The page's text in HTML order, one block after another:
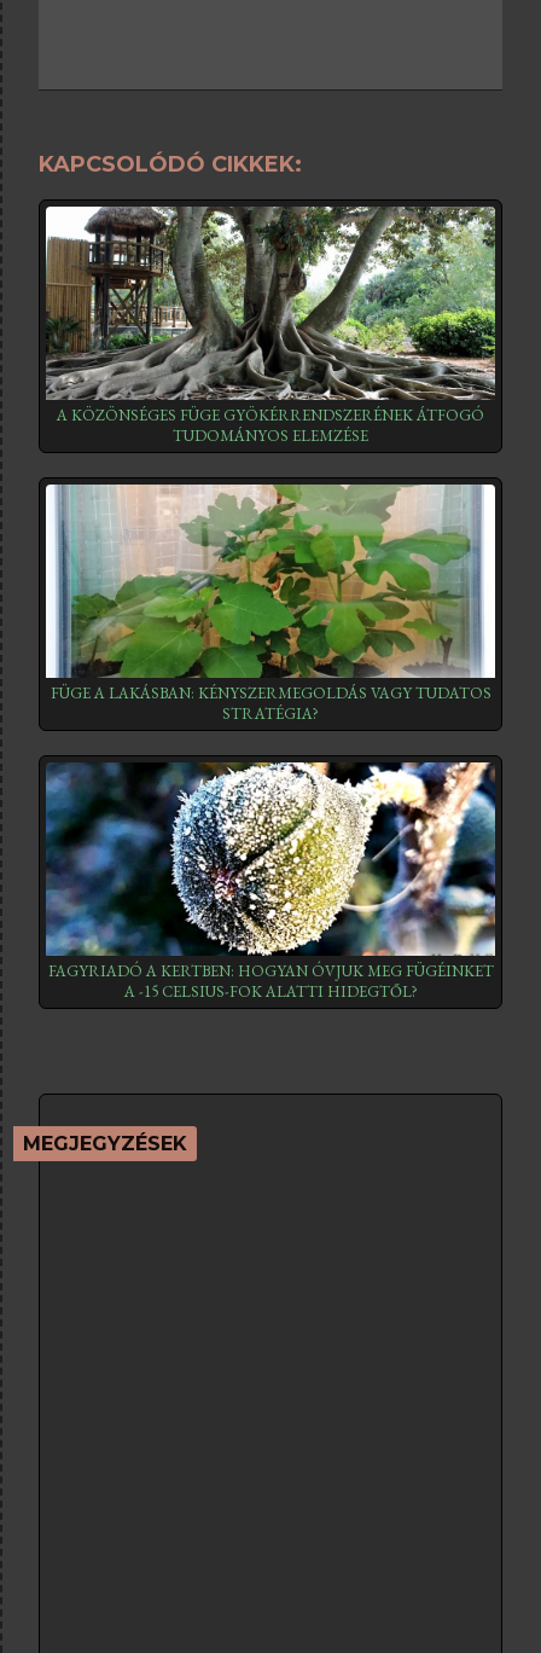
KAPCSOLÓDÓ CIKKEK:
A KÖZÖNSÉGES FÜGE GYÖKÉRRENDSZERÉNEK ÁTFOGÓ
TUDOMÁNYOS ELEMZÉSE
FÜGE A LAKÁSBAN: KÉNYSZERMEGOLDÁS VAGY TUDATOS
STRATÉGIA?
FAGYRIADÓ A KERTBEN: HOGYAN ÓVJUK MEG FÜGÉINKET
A -15 CELSIUS-FOK ALATTI HIDEGTŐL?
MEGJEGYZÉSEK